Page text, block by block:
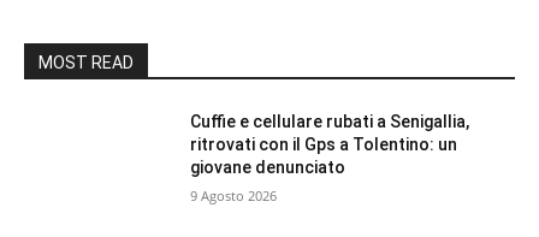
MOST READ
Cuffie e cellulare rubati a Senigallia,
ritrovati con il Gps a Tolentino: un
giovane denunciato
9 Agosto 2026